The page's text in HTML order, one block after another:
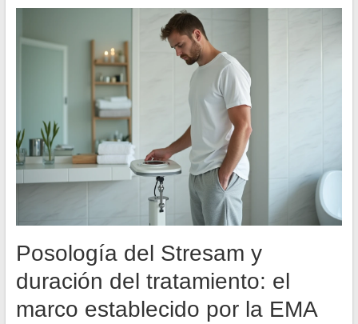
Posología del Stresam y
duración del tratamiento: el
marco establecido por la EMA